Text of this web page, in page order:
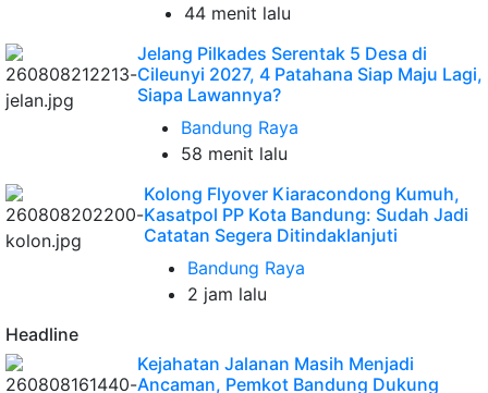
44 menit lalu
Jelang Pilkades Serentak 5 Desa di
Cileunyi 2027, 4 Patahana Siap Maju Lagi,
Siapa Lawannya?
Bandung Raya
58 menit lalu
Kolong Flyover Kiaracondong Kumuh,
Kasatpol PP Kota Bandung: Sudah Jadi
Catatan Segera Ditindaklanjuti
Bandung Raya
2 jam lalu
Headline
Kejahatan Jalanan Masih Menjadi
Ancaman, Pemkot Bandung Dukung